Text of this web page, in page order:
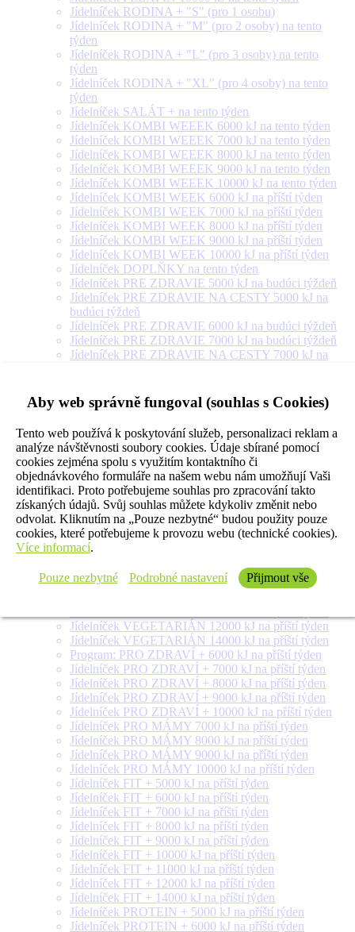
Aby web správně fungoval (souhlas s Cookies)
Tento web používá k poskytování služeb, personalizaci reklam a
analýze návštěvnosti soubory cookies. Údaje sbírané pomocí
cookies zejména spolu s využitím kontaktního či
objednávkového formuláře na našem webu nám umožňují Vaši
identifikaci. Proto potřebujeme souhlas pro zpracování takto
získaných údajů. Svůj souhlas můžete kdykoliv změnit nebo
odvolat. Kliknutím na „Pouze nezbytné“ budou použity pouze
cookies, které potřebujeme k provozu webu (technické cookies).
Více informací.
Pouze nezbytné Podrobné nastavení Přijmout vše
Jídelníček RODINA + "S" (pro 1 osobu)
Jídelníček RODINA + "M" (pro 2 osoby) na tento
týden
Jídelníček RODINA + "L" (pro 3 osoby) na tento
týden
Jídelníček RODINA + "XL" (pro 4 osoby) na tento
týden
Jídelníček SALÁT + na tento týden
Jídelníček KOMBI WEEEK 6000 kJ na tento týden
Jídelníček KOMBI WEEEK 7000 kJ na tento týden
Jídelníček KOMBI WEEEK 8000 kJ na tento týden
Jídelníček KOMBI WEEEK 9000 kJ na tento týden
Jídelníček KOMBI WEEEK 10000 kJ na tento týden
Jídelníček KOMBI WEEK 6000 kJ na příští týden
Jídelníček KOMBI WEEK 7000 kJ na příští týden
Jídelníček KOMBI WEEK 8000 kJ na příští týden
Jídelníček KOMBI WEEK 9000 kJ na příští týden
Jídelníček KOMBI WEEK 10000 kJ na příští týden
Jídelníček DOPLŇKY na tento týden
Jídelníček PRE ZDRAVIE 5000 kJ na budúci týždeň
Jídelníček PRE ZDRAVIE NA CESTY 5000 kJ na
budúci týždeň
Jídelníček PRE ZDRAVIE 6000 kJ na budúci týždeň
Jídelníček PRE ZDRAVIE 7000 kJ na budúci týždeň
Jídelníček PRE ZDRAVIE NA CESTY 7000 kJ na
Jídelníček PRE ZDRAVIE NA CESTY 8000 kJ na
budúci týždeň
Jídelníček PRE ZDRAVIE 9000 kJ na budúci týždeň
Jídelníček PRE ZDRAVIE NA CESTY 9000 kJ na
budúci týždeň
Jídelníček PRE ZDRAVIE 10000 kJ na budúci týždeň
Jídelníček PRE ZDRAVIE 12000 kJ na budúci týždeň
Jídelníček PRE ZDRAVIE 14000 kJ na budúci týždeň
Jídelníček PRE ZDRAVIE NA CESTY 10000 kJ na
budúci týždeň
Jídelníček VEGETARIÁN 5000 kJ na příští týden
Jídelníček VEGETARIÁN 6000 kJ na příští týden
Jídelníček VEGETARIÁN 7000 kJ na příští týden
Jídelníček VEGETARIÁN 8000 kJ na příští týden
Jídelníček VEGETARIÁN 12000 kJ na příští týden
Jídelníček VEGETARIÁN 14000 kJ na příští týden
Program: PRO ZDRAVÍ + 6000 kJ na příští týden
Jídelníček PRO ZDRAVÍ + 7000 kJ na příští týden
Jídelníček PRO ZDRAVÍ + 8000 kJ na příští týden
Jídelníček PRO ZDRAVÍ + 9000 kJ na příští týden
Jídelníček PRO ZDRAVÍ + 10000 kJ na příští týden
Jídelníček PRO MÁMY 7000 kJ na příští týden
Jídelníček PRO MÁMY 8000 kJ na příští týden
Jídelníček PRO MÁMY 9000 kJ na příští týden
Jídelníček PRO MÁMY 10000 kJ na příští týden
Jídelníček FIT + 5000 kJ na příští týden
Jídelníček FIT + 6000 kJ na příští týden
Jídelníček FIT + 7000 kJ na příští týden
Jídelníček FIT + 8000 kJ na příští týden
Jídelníček FIT + 9000 kJ na příští týden
Jídelníček FIT + 10000 kJ na příští týden
Jídelníček FIT + 11000 kJ na příští týden
Jídelníček FIT + 12000 kJ na příští týden
Jídelníček FIT + 14000 kJ na příští týden
Jídelníček PROTEIN + 5000 kJ na příští týden
Jídelníček PROTEIN + 6000 kJ na příští týden